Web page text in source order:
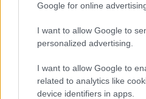
Google for online
I want to allow Google to
personalized advertising.
I want to allow Google to
related to analytics like
device identifiers in apps.
Παράλληλα, έχει
προτίθεται να
δολάρια που
GoFundMe για να
τα χρήματα να
δωρητές.